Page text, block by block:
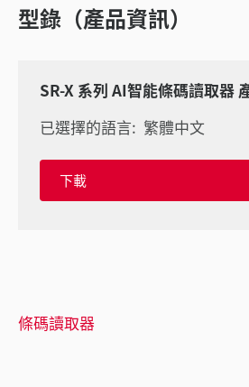
型錄（產品資訊）
SR-X 系列 AI智能條碼讀取器
已選擇的語言: 繁體中文
下載
條碼讀取器